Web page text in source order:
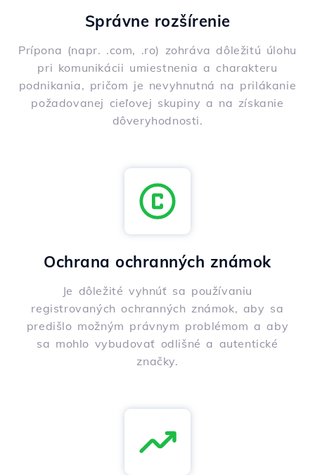
Správne rozšírenie
Prípona (napr. .com, .ro) zohráva dôležitú úlohu
pri komunikácii umiestnenia a charakteru
podnikania, pričom je nevyhnutná na prilákanie
požadovanej cieľovej skupiny a na získanie
dôveryhodnosti.
Ochrana ochranných známok
Je dôležité vyhnúť sa používaniu
registrovaných ochranných známok, aby sa
predišlo možným právnym problémom a aby
sa mohlo vybudovať odlišné a autentické
značky.